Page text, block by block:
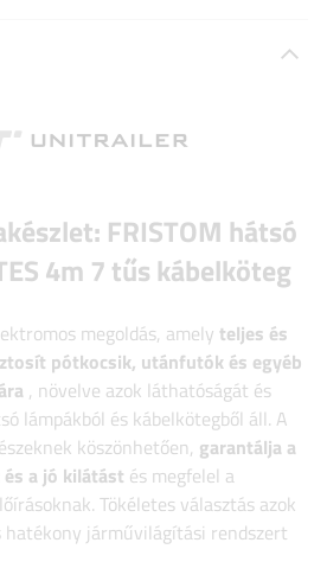
FRISTOM hátsó
4m 7 tűs kábelköteg
megoldás, amely teljes és
pótkocsik, utánfutók és egyéb
, növelve azok láthatóságát és
lámpákból és kábelkötegből áll. A
köszönhetően, garantálja a
a jó kilátást és megfelel a
Tökéletes választás azok
hatékony járművilágítási rendszert